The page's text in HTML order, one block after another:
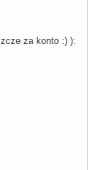
za konto :) ):